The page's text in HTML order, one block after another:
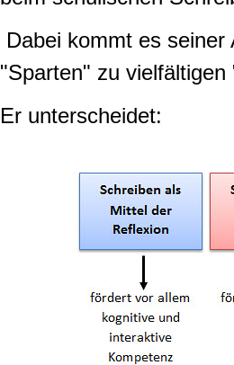
Dabei kommt es
"Sparten" zu vielfältigen
Er unterscheidet: